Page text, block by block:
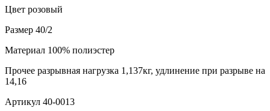
Цвет розовый
Размер 40/2
Материал 100% полиэстер
Прочее разрывная нагрузка 1,137кг, удлинение при разрыве на
14,16
Артикул 40-0013